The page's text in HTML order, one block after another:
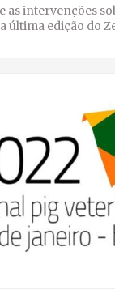
as intervenções
última edição do